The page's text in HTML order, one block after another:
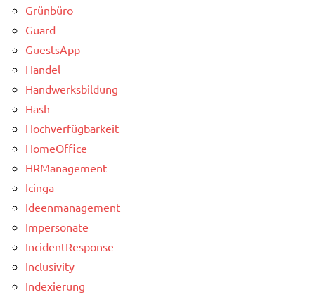
Grünbüro
Guard
GuestsApp
Handel
Handwerksbildung
Hash
Hochverfügbarkeit
HomeOffice
HRManagement
Icinga
Ideenmanagement
Impersonate
IncidentResponse
Inclusivity
Indexierung